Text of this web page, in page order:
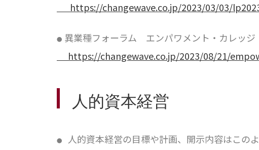
https://changewave.co.jp/2023/03/03/
● 異業種フォーラム エンパワメント・カレッジ
https://changewave.co.jp/2023/08/21/
人的資本経営
● 人的資本経営の目標や計画、開示内容はこの